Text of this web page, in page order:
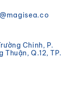
Chinh, P.
Thuận, Q.12, TP.